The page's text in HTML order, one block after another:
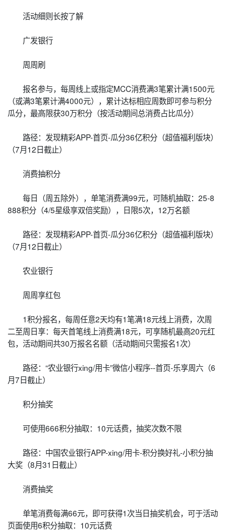
活动细则长按了解
广发银行
周周刷
报名参与，每周线上或指定MCC消费满3笔累计满1500元
（或满3笔累计满4000元），累计达标相应周数即可参与积分
瓜分，最高限获30万积分（按活动期间总消费占比瓜分）
路径：发现精彩APP-首页-瓜分36亿积分（超值福利版块）
（7月12日截止）
消费抽积分
每日（周五除外），单笔消费满99元，可随机抽取：25-8
888积分（4/5星级享双倍奖励），日限5次，12万名额
路径：发现精彩APP-首页-瓜分36亿积分（超值福利版块）
（7月12日截止）
农业银行
周周享红包
1积分报名，每周任意2天均有1笔满18元线上消费，次周
二至周日享：每天首笔线上消费满18元，可享随机最高20元红
包，活动期间共30万报名名额（活动期间只需报名1次）
路径：“农业银行xing/用卡”微信小程序--首页-乐享周六（6
月7日截止）
积分抽奖
可使用666积分抽取：10元话费，抽奖次数不限
路径：中国农业银行APP-xing/用卡-积分换好礼-小积分抽
大奖（8月31日截止）
消费抽奖
单笔消费每满66元，即可获得1次当日抽奖机会，可于活动
页面使用6积分抽取：10元话费